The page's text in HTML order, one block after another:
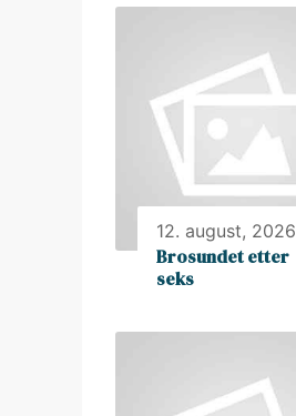
12. august, 2026
Brosundet etter
seks